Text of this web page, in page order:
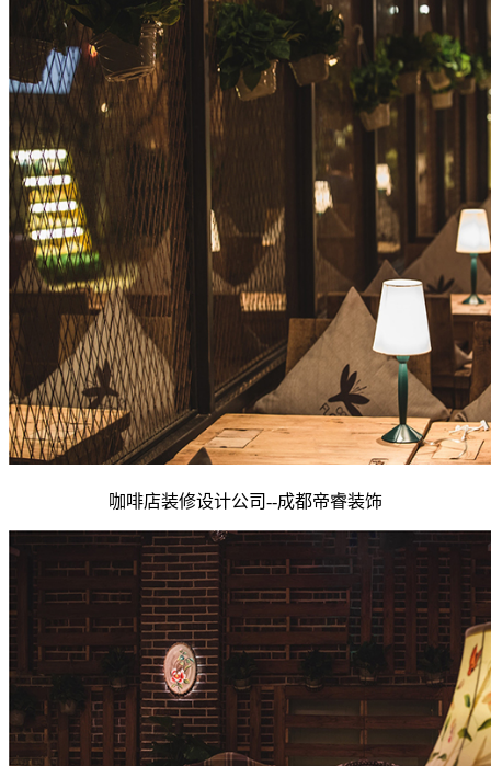
咖啡店装修设计公司--成都帝睿装饰